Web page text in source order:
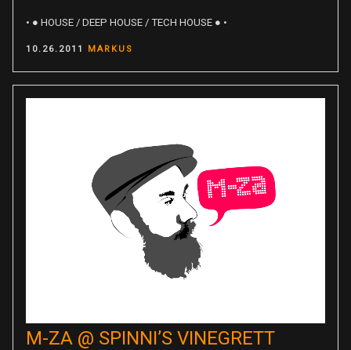
• ● HOUSE / DEEP HOUSE / TECH HOUSE ● •
POSTED
10.26.2011 MARKUS
M-ZA @ SPINNI’S VINEGRETT